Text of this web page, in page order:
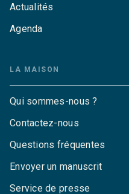
Actualités
Agenda
LA MAISON
Qui sommes-nous ?
Contactez-nous
Questions fréquentes
Envoyer un manuscrit
Service de presse